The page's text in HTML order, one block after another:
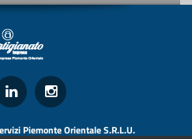
Piemonte Orientale S.R.L.U.